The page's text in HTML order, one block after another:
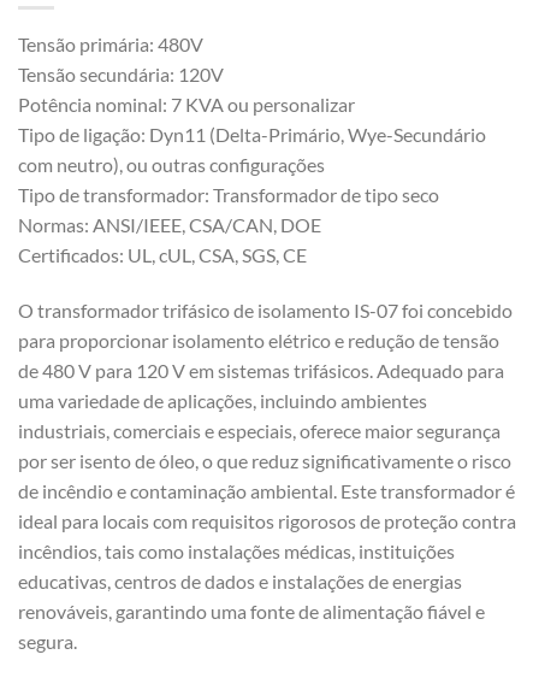
Tensão primária: 480V
Tensão secundária: 120V
Potência nominal: 7 KVA ou personalizar
Tipo de ligação: Dyn11 (Delta-Primário, Wye-Secundário
com neutro), ou outras configurações
Tipo de transformador: Transformador de tipo seco
Normas: ANSI/IEEE, CSA/CAN, DOE
Certificados: UL, cUL, CSA, SGS, CE
O transformador trifásico de isolamento IS-07 foi concebido
para proporcionar isolamento elétrico e redução de tensão
de 480 V para 120 V em sistemas trifásicos. Adequado para
uma variedade de aplicações, incluindo ambientes
industriais, comerciais e especiais, oferece maior segurança
por ser isento de óleo, o que reduz significativamente o risco
de incêndio e contaminação ambiental. Este transformador é
ideal para locais com requisitos rigorosos de proteção contra
incêndios, tais como instalações médicas, instituições
educativas, centros de dados e instalações de energias
renováveis, garantindo uma fonte de alimentação fiável e
segura.